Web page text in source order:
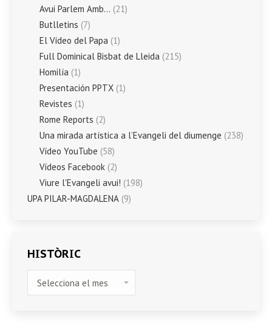
Avui Parlem Amb… (21)
Butlletins (7)
El Vídeo del Papa (1)
Full Dominical Bisbat de Lleida (215)
Homilía (1)
Presentación PPTX (1)
Revistes (1)
Rome Reports (2)
Una mirada artística a l’Evangeli del diumenge (238)
Vídeo YouTube (58)
Vídeos Facebook (2)
Viure l'Evangeli avui! (198)
UPA PILAR-MAGDALENA (9)
HISTÒRIC